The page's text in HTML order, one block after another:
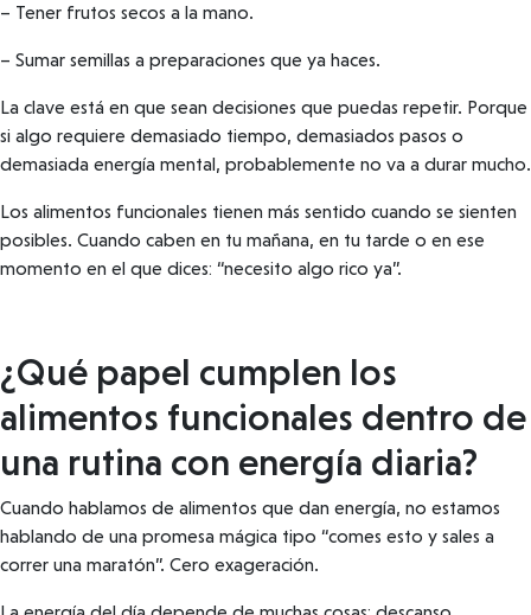
– Tener frutos secos a la mano.
– Sumar semillas a preparaciones que ya haces.
La clave está en que sean decisiones que puedas repetir. Porque
si algo requiere demasiado tiempo, demasiados pasos o
demasiada energía mental, probablemente no va a durar mucho.
Los alimentos funcionales tienen más sentido cuando se sienten
posibles. Cuando caben en tu mañana, en tu tarde o en ese
momento en el que dices: “necesito algo rico ya”.
¿Qué papel cumplen los
alimentos funcionales dentro de
una rutina con energía diaria?
Cuando hablamos de alimentos que dan energía, no estamos
hablando de una promesa mágica tipo “comes esto y sales a
correr una maratón”. Cero exageración.